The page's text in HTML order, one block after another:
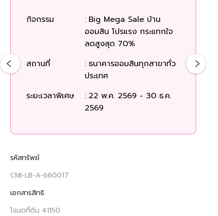
กิจกรรม : Big Mega Sale บ้าน
ออมสิน โปรแรง กระแทกใจ
ลดสูงสุด 70%
สถานที่
: ธนาคารออมสินทุกสาขาทั่ว
ประเทศ
ระยะเวลาพิเศษ
: 22 พ.ค. 2569 - 30 ธ.ค.
2569
รหัสทรัพย์
CMI-LB-A-660017
เอกสารสิทธิ
โฉนดที่ดิน 41150